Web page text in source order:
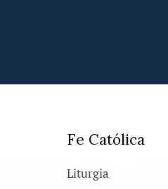
Fe Católica
Liturgia